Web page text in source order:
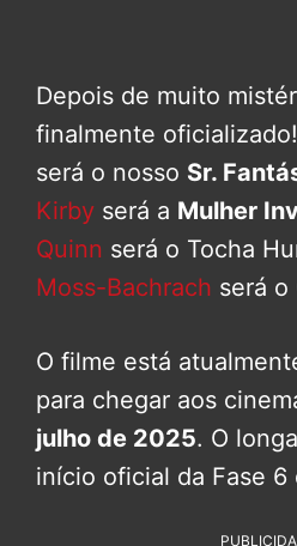
Depois de muito
finalmente oficializado!
será o nosso Sr.
Kirby será a Mulher
Quinn será o Tocha
Moss-Bachrach será o
O filme está
para chegar aos
julho de 2025. O
início oficial da Fase 6